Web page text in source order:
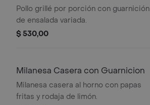
Pollo grillé por porción con guarnición
de ensalada variada.
$ 530,00
Milanesa Casera con Guarnicion
Milanesa casera al horno con papas
fritas y rodaja de limón.